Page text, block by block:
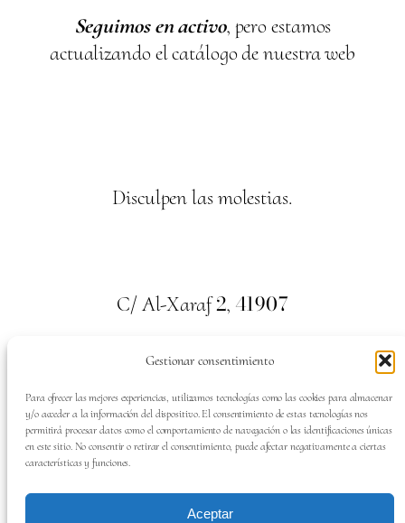
Gestionar consentimiento
Para ofrecer las mejores experiencias, utilizamos tecnologías como las cookies para almacenar
y/o acceder a la información del dispositivo. El consentimiento de estas tecnologías nos
permitirá procesar datos como el comportamiento de navegación o las identificaciones únicas
en este sitio. No consentir o retirar el consentimiento, puede afectar negativamente a ciertas
características y funciones.
Aceptar
Seguimos en activo, pero estamos
actualizando el catálogo de nuestra web
Disculpen las molestias.
C/ Al-Xaraf2, 41907
Valencina de la Concepción. Sevilla
Tel:659700313
SÍGUENOS EN: